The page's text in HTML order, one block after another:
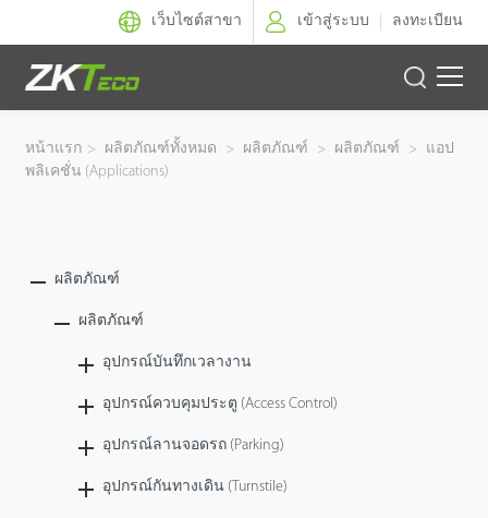
เว็บไซต์สาขา เข้าสู่ระบบ ลงทะเบียน
ผลิตภัณฑ์
ตัวแทนจำหน่าย
ฝ่ายสนับสนุน
หน้าแรก > ผลิตภัณฑ์ทั้งหมด > ผลิตภัณฑ์ > ผลิตภัณฑ์ >
แอป
พลิเคชั่น (Applications)
ผลิตภัณฑ์
ผลิตภัณฑ์
อุปกรณ์บันทึกเวลางาน
อุปกรณ์ควบคุมประตู (Access Control)
อุปกรณ์ลานจอดรถ (Parking)
อุปกรณ์กันทางเดิน (Turnstile)